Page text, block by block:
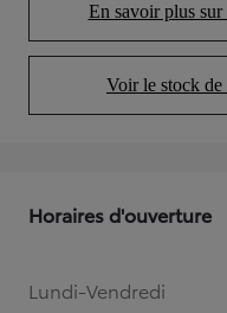
En savoir plus sur
Voir le stock de
Horaires d'ouverture
Lundi-Vendredi